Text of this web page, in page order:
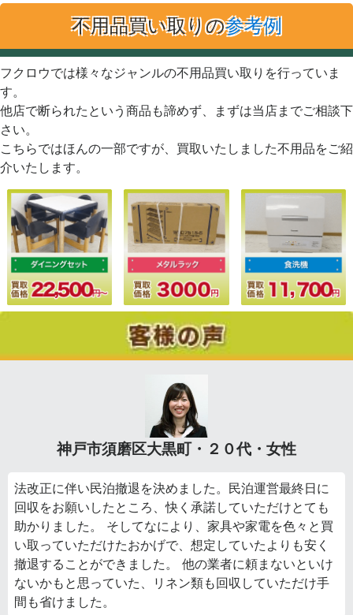
不用品買い取りの参考例
フクロウでは様々なジャンルの不用品買い取りを行っていま
す。
他店で断られたという商品も諦めず、まずは当店までご相談下
さい。
こちらではほんの一部ですが、買取いたしました不用品をご紹
介いたします。
神戸市須磨区大黒町・２０代・女性
法改正に伴い民泊撤退を決めました。民泊運営最終日に
回収をお願いしたところ、快く承諾していただけとても
助かりました。 そしてなにより、家具や家電を色々と買
い取っていただけたおかげで、想定していたよりも安く
撤退することができました。 他の業者に頼まないといけ
ないかもと思っていた、リネン類も回収していただけ手
間も省けました。